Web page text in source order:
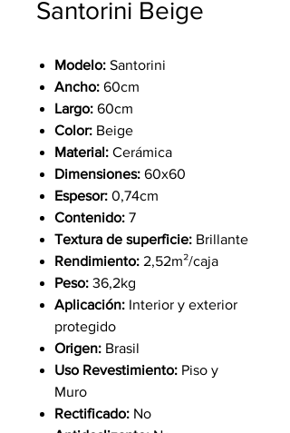
Santorini Beige
Modelo: Santorini
Ancho: 60cm
Largo: 60cm
Color: Beige
Material: Cerámica
Dimensiones: 60x60
Espesor: 0,74cm
Contenido: 7
Textura de superficie: Brillante
Rendimiento: 2,52m²/caja
Peso: 36,2kg
Aplicación: Interior y exterior
protegido
Origen: Brasil
Uso Revestimiento: Piso y
Muro
Rectificado: No